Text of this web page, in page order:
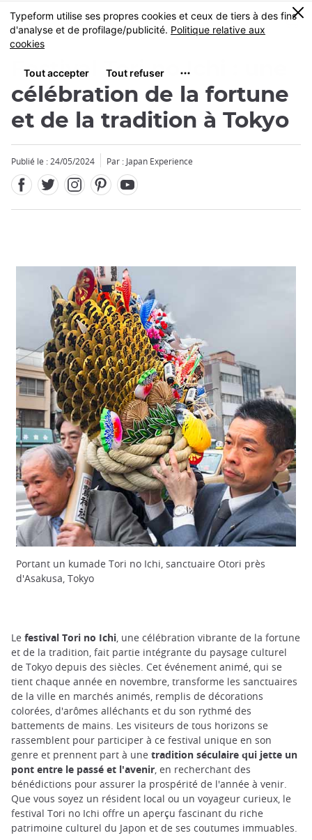
Skip
to
main
MENU
0
Festival Tori no Ichi : une
célébration de la fortune
et de la tradition à Tokyo
Publié le : 24/05/2024 Par : Japan Experience
Portant un kumade Tori no Ichi, sanctuaire Otori près
d'Asakusa, Tokyo
Le festival Tori no Ichi , une célébration vibrante de la fortune
et de la tradition, fait partie intégrante du paysage culturel
de Tokyo depuis des siècles. Cet événement animé, qui se
tient chaque année en novembre, transforme les sanctuaires
de la ville en marchés animés, remplis de décorations
colorées, d'arômes alléchants et du son rythmé des
battements de mains. Les visiteurs de tous horizons se
rassemblent pour participer à ce festival unique en son
genre et prennent part à une tradition séculaire qui jette un
pont entre le passé et l'avenir , en recherchant des
bénédictions pour assurer la prospérité de l'année à venir.
Que vous soyez un résident local ou un voyageur curieux, le
festival Tori no Ichi offre un aperçu fascinant du riche
patrimoine culturel du Japon et de ses coutumes immuables.